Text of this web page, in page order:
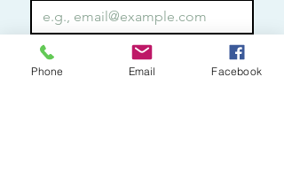
Suscribirme
Phone Email Facebook